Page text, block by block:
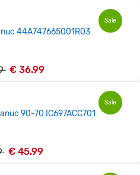
Sale
44A747665001R03
€ 36.99
Sale
90-70 IC697ACC701
€ 45.99